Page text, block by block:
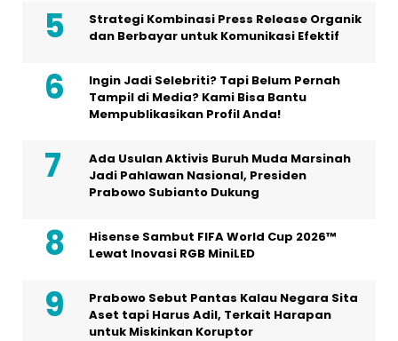
Strategi Kombinasi Press Release Organik
dan Berbayar untuk Komunikasi Efektif
Ingin Jadi Selebriti? Tapi Belum Pernah
Tampil di Media? Kami Bisa Bantu
Mempublikasikan Profil Anda!
Ada Usulan Aktivis Buruh Muda Marsinah
Jadi Pahlawan Nasional, Presiden
Prabowo Subianto Dukung
Hisense Sambut FIFA World Cup 2026™
Lewat Inovasi RGB MiniLED
Prabowo Sebut Pantas Kalau Negara Sita
Aset tapi Harus Adil, Terkait Harapan
untuk Miskinkan Koruptor